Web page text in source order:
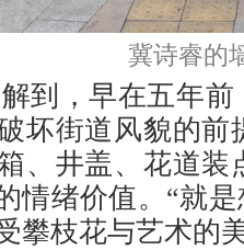
冀诗睿的
到，早在五年
坏街道风貌的
、井盖、花道
情绪价值。“就
攀枝花与艺术的